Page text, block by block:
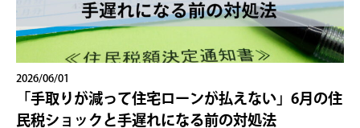
2026/06/01
「手取りが減って住宅ローンが払えない」6月の住
民税ショックと手遅れになる前の対処法